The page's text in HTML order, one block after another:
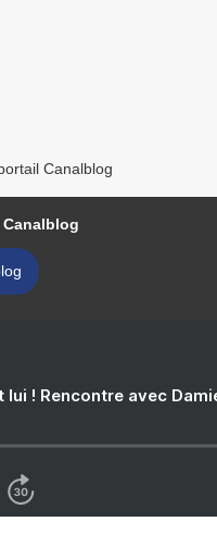
Canalblog
! Rencontre avec